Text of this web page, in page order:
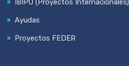
Ayudas
Proyectos FEDER